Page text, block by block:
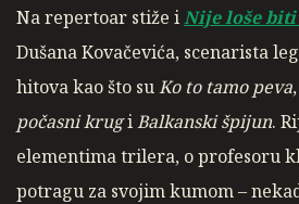
Na repertoar stiže iNije loše
Dušana Kovačevića, scenarista
hitova kao što suKo to tamo peva,
počasni krugiBalkanski špijun.
elementima trilera, o profesoru
potragu za svojim kumom –